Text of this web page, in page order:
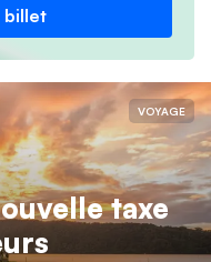
billet
VOYAGE
taxe